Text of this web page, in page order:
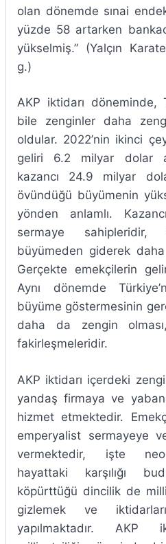
olan dönemde sınai
yüzde 58 artarken
yükselmiş.” (Yalçın
g.)
AKP iktidarı döneminde,
bile zenginler daha
oldular. 2022’nin ikinci
geliri 6.2 milyar dolar
kazancı 24.9 milyar
övündüğü büyümenin
yönden anlamlı.
sermaye
büyümeden giderek
Gerçekte emekçilerin
Aynı dönemde
büyüme göstermesinin
daha da zengin
fakirleşmeleridir.
AKP iktidarı içerdeki
yandaş firmaya ve
hizmet etmektedir.
emperyalist sermayeye
vermektedir, işte
hayattaki karşılığı
köpürttüğü dincilik de
gizlemek ve
yapılmaktadır.